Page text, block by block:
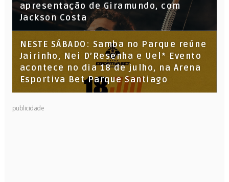
apresentação de Giramundo, com
Jackson Costa
NESTE SÁBADO: Samba no Parque reúne
Jairinho, Nei D’Resenha e Uel* Evento
acontece no dia 18 de julho, na Arena
Esportiva Bet Parque Santiago
publicidade